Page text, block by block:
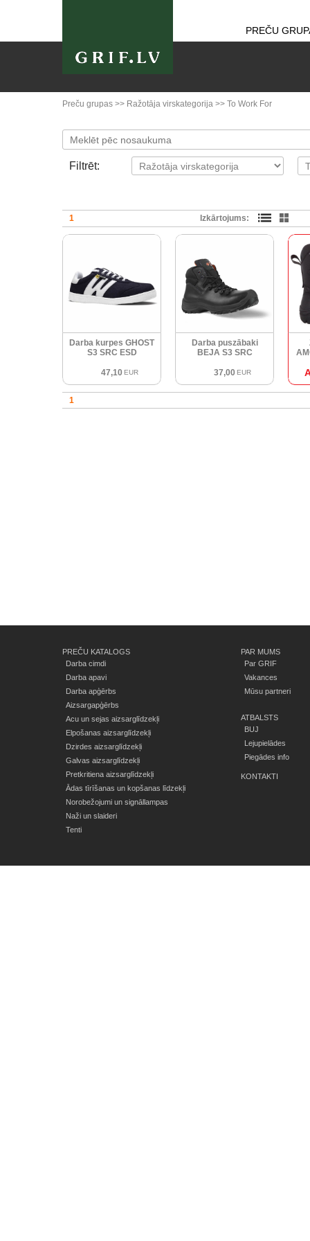
PREČU
Preču grupas >> Ražotāja virskategorija >> To Work For
Filtrēt:
1 Izkārtojums:
Darba kurpes GHOST
S3 SRC ESD
47,10 EUR
Darba puszābaki
BEJA S3 SRC
37,00 EUR
1
PREČU KATALOGS
Darba cimdi
Darba apavi
Darba apģērbs
Aizsargapģērbs
Acu un sejas aizsarglīdzekļi
Elpošanas aizsarglīdzekļi
Dzirdes aizsarglīdzekļi
Galvas aizsarglīdzekļi
Pretkritiena aizsarglīdzekļi
Ādas tīrīšanas un kopšanas līdzekļi
Norobežojumi un signāllampas
Naži un slaideri
Tenti
PAR MUMS
Par GRIF
Vakances
Mūsu partneri
ATBALSTS
BUJ
Lejupielādes
Piegādes info
KONTAKTI